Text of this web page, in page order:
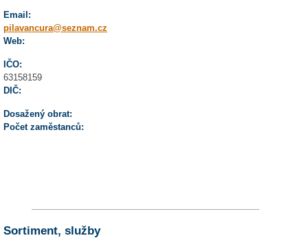
Email:
pilavancura@seznam.cz
Web:
IČO:
63158159
DIČ:
Dosažený obrat:
Počet zaměstanců:
Sortiment, služby